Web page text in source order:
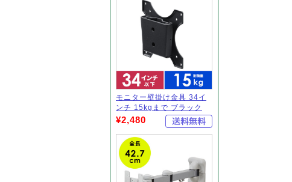
モニター壁掛け金具 34イ
ンチ 15kgまで ブラック
¥2,480